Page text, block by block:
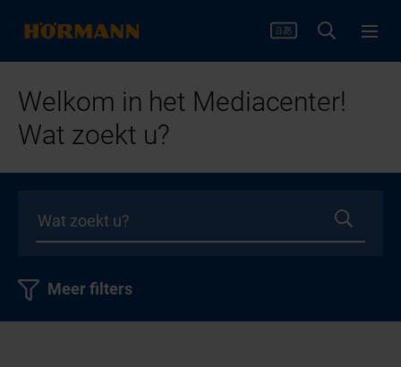
Welkom in het Mediacenter!
Wat zoekt u?
Meer filters